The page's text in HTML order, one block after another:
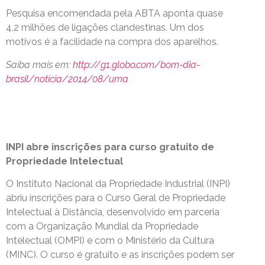
Pesquisa encomendada pela ABTA aponta quase
4,2 milhões de ligações clandestinas. Um dos
motivos é a facilidade na compra dos aparelhos.
Saiba mais em: http://g1.globo.com/bom-dia-
brasil/noticia/2014/08/uma
INPI abre inscrições para curso gratuito de
Propriedade Intelectual
O Instituto Nacional da Propriedade Industrial (INPI)
abriu inscrições para o Curso Geral de Propriedade
Intelectual à Distância, desenvolvido em parceria
com a Organização Mundial da Propriedade
Intelectual (OMPI) e com o Ministério da Cultura
(MINC). O curso é gratuito e as inscrições podem ser